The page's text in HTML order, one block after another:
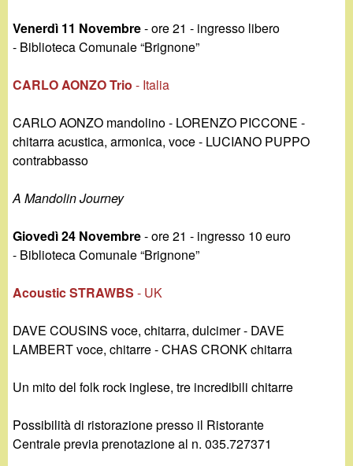
i
t
Venerdì 11 Novembre- ore 21 - ingresso libero
- Biblioteca Comunale “Brignone”
CARLO AONZO Trio - Italia
CARLO AONZO mandolino - LORENZO PICCONE -
chitarra acustica, armonica, voce - LUCIANO PUPPO
contrabbasso
A Mandolin Journey
Giovedì 24 Novembre- ore 21 - ingresso 10 euro
- Biblioteca Comunale “Brignone”
Acoustic STRAWBS- UK
DAVE COUSINS voce, chitarra, dulcimer - DAVE
LAMBERT voce, chitarre - CHAS CRONK chitarra
Un mito del folk rock inglese, tre incredibili chitarre
Possibilità di ristorazione presso il Ristorante
Centrale previa prenotazione al n. 035.727371